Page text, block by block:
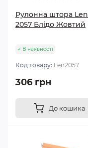
Рулонна штора Len
2057 Блідо Жовтий
В наявності
Код товару: Len2057
306 грн
До кошика